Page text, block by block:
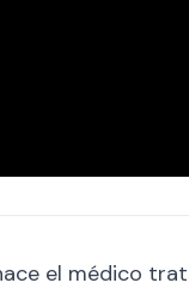
el médico